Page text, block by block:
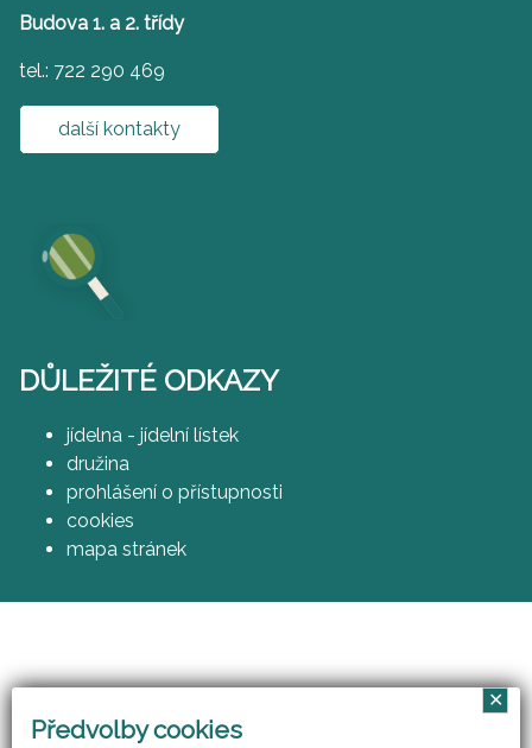
Budova 1. a 2. třídy
tel.: 722 290 469
další kontakty
DŮLEŽITÉ ODKAZY
jídelna - jídelní lístek
družina
prohlášení o přístupnosti
cookies
mapa stránek
(CZ.1.07/1.3.00/51.0007)
Předvolby cookies
✕